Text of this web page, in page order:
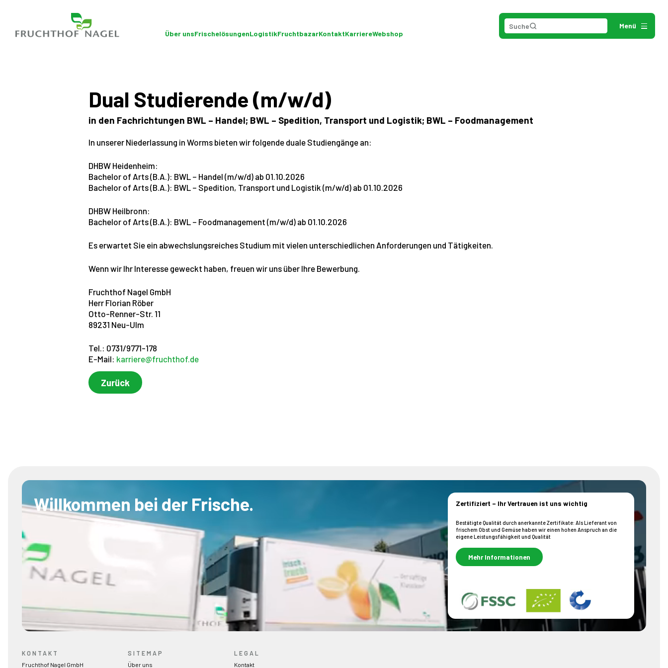
Suche
Menü
Über unsFrischelösungenLogistikFruchtbazarKontaktKarriereWebshop
Dual Studierende (m/w/d)
in den Fachrichtungen BWL – Handel; BWL – Spedition, Transport und Logistik; BWL – Foodmanagement
In unserer Niederlassung in Worms bieten wir folgende duale Studiengänge an:
DHBW Heidenheim:
Bachelor of Arts (B.A.): BWL – Handel (m/w/d) ab 01.10.2026
Bachelor of Arts (B.A.): BWL – Spedition, Transport und Logistik (m/w/d) ab 01.10.2026
DHBW Heilbronn:
Bachelor of Arts (B.A.): BWL – Foodmanagement (m/w/d) ab 01.10.2026
Es erwartet Sie ein abwechslungsreiches Studium mit vielen unterschiedlichen Anforderungen und Tätigkeiten.
Wenn wir Ihr Interesse geweckt haben, freuen wir uns über Ihre Bewerbung.
Fruchthof Nagel GmbH
Herr Florian Röber
Otto-Renner-Str. 11
89231 Neu-Ulm
Tel.: 0731/9771-178
E-Mail: karriere@fruchthof.de
Zurück
Willkommen bei der Frische. Zertifiziert – Ihr Vertrauen ist uns wichtig
Bestätigte Qualität durch anerkannte Zertifikate: Als Lieferant von
frischem Obst und Gemüse haben wir einen hohen Anspruch an die
eigene Leistungsfähigkeit und Qualität
Mehr Informationen
KONTAKT
Fruchthof Nagel GmbH
SITEMAP
Über uns
LEGAL
Kontakt